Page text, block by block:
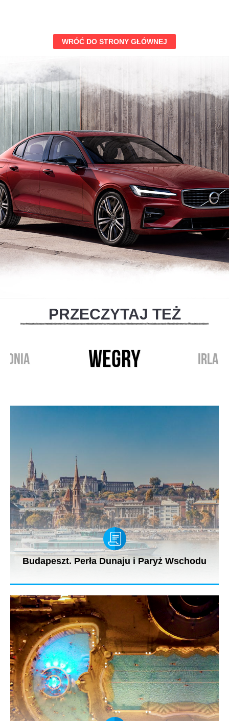
WRÓĆ DO STRONY GŁÓWNEJ
PRZECZYTAJ TEŻ
WEGRY
Budapeszt. Perła Dunaju i Paryż Wschodu
Ekipa Onet On Tour wraz z Jarosławem Kuźniarem kontynuuje
podróż po Węgrzech....